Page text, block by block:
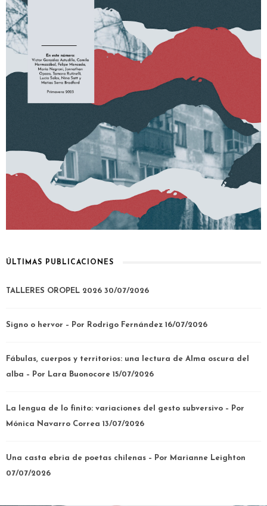
ÚLTIMAS PUBLICACIONES
TALLERES OROPEL 2026 30/07/2026
Signo o hervor – Por Rodrigo Fernández 16/07/2026
Fábulas, cuerpos y territorios: una lectura de Alma oscura del
alba – Por Lara Buonocore 15/07/2026
La lengua de lo finito: variaciones del gesto subversivo – Por
Mónica Navarro Correa 13/07/2026
Una casta ebria de poetas chilenas – Por Marianne Leighton
07/07/2026